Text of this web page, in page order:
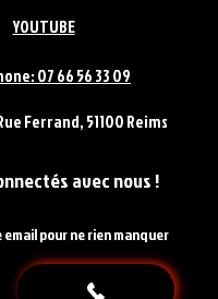
YOUTUBE
07 66 56 33 09
Ferrand, 51100 Reims
avec nous !
pour ne rien manquer
Votre Email